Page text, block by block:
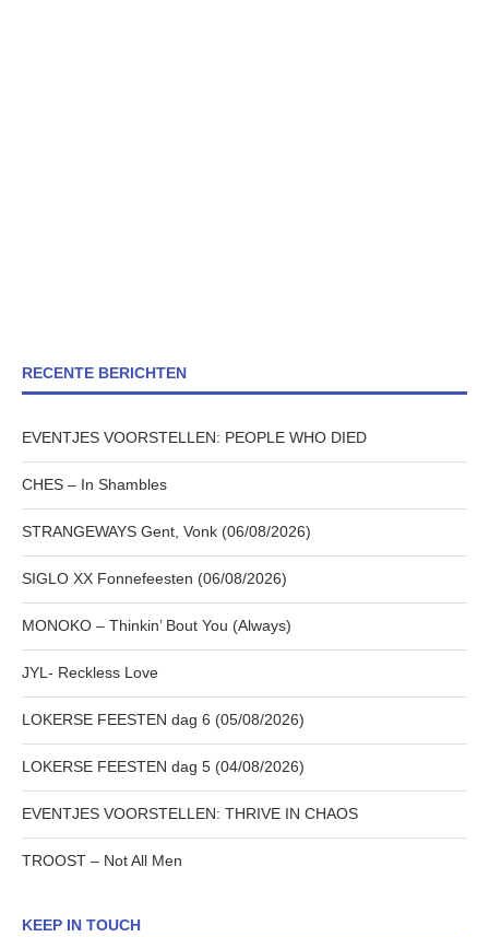
RECENTE BERICHTEN
EVENTJES VOORSTELLEN: PEOPLE WHO DIED
CHES – In Shambles
STRANGEWAYS Gent, Vonk (06/08/2026)
SIGLO XX Fonnefeesten (06/08/2026)
MONOKO – Thinkin’ Bout You (Always)
JYL- Reckless Love
LOKERSE FEESTEN dag 6 (05/08/2026)
LOKERSE FEESTEN dag 5 (04/08/2026)
EVENTJES VOORSTELLEN: THRIVE IN CHAOS
TROOST – Not All Men
KEEP IN TOUCH